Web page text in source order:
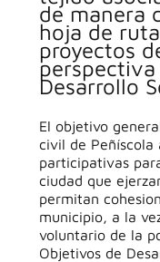
de manera
hoja de
proyectos
perspectiva
Desarrollo
El objetivo
civil de Peñíscola
participativas
ciudad que
permitan
municipio, a la
voluntario de la
Objetivos de